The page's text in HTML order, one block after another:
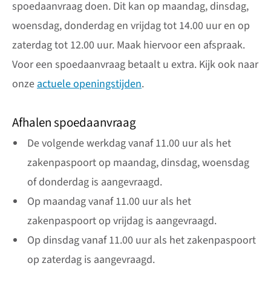
spoedaanvraag doen. Dit kan op maandag, dinsdag,
woensdag, donderdag en vrijdag tot 14.00 uur en op
zaterdag tot 12.00 uur. Maak hiervoor een afspraak.
Voor een spoedaanvraag betaalt u extra. Kijk ook naar
onzeactuele openingstijden.
Afhalen spoedaanvraag
De volgende werkdag vanaf 11.00 uur als het
zakenpaspoort op maandag, dinsdag, woensdag
of donderdag is aangevraagd.
Op maandag vanaf 11.00 uur als het
zakenpaspoort op vrijdag is aangevraagd.
Op dinsdag vanaf 11.00 uur als het zakenpaspoort
op zaterdag is aangevraagd.